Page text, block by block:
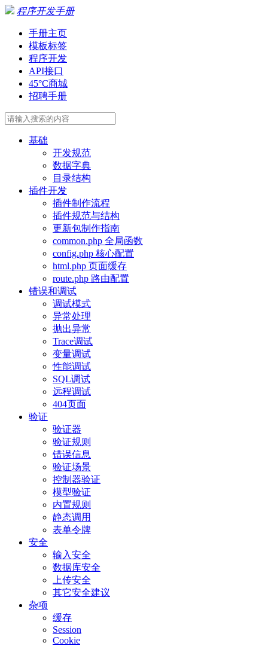
程序开发手册
手册主页
模板标签
程序开发
API接口
45°C商城
招聘手册
基础
开发规范
数据字典
目录结构
插件开发
插件制作流程
插件规范与结构
更新包制作指南
common.php 全局函数
config.php 核心配置
html.php 页面缓存
route.php 路由配置
错误和调试
调试模式
异常处理
抛出异常
Trace调试
变量调试
性能调试
SQL调试
远程调试
404页面
验证
验证器
验证规则
错误信息
验证场景
控制器验证
模型验证
内置规则
静态调用
表单令牌
安全
输入安全
数据库安全
上传安全
其它安全建议
杂项
缓存
Session
Cookie